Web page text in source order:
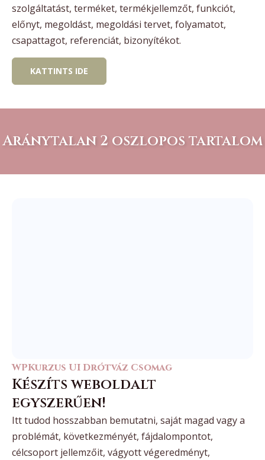
szolgáltatást, terméket, termékjellemzőt, funkciót,
előnyt, megoldást, megoldási tervet, folyamatot,
csapattagot, referenciát, bizonyítékot.
KATTINTS IDE
Aránytalan 2 oszlopos tartalom
WPKurzus UI Drótváz Csomag
Készíts weboldalt
egyszerűen!
Itt tudod hosszabban bemutatni, saját magad vagy a
problémát, következményét, fájdalompontot,
célcsoport jellemzőit, vágyott végeredményt,